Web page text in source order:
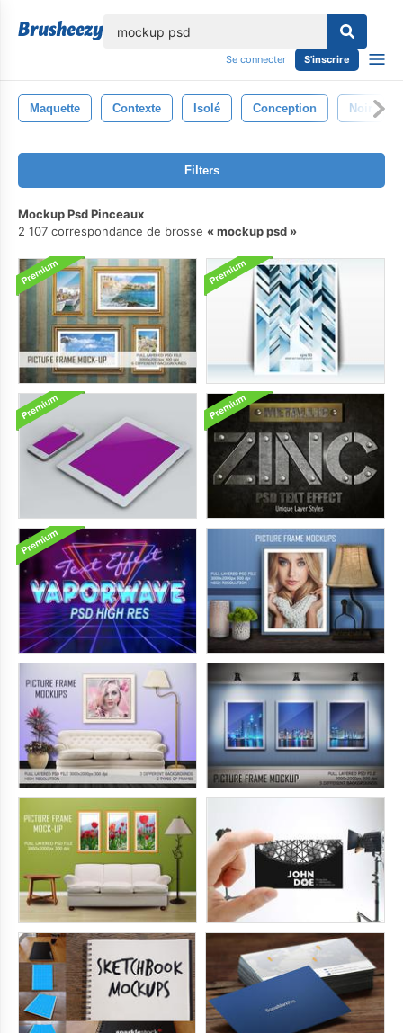
Se connecter S'inscrire
Maquette Contexte Isolé Conception Noir
Filters
Mockup Psd Pinceaux
2 107 correspondance de brosse
mockup psd